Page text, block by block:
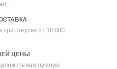
при покупке от 30 000
ЦЕНЫ
вам лучшую